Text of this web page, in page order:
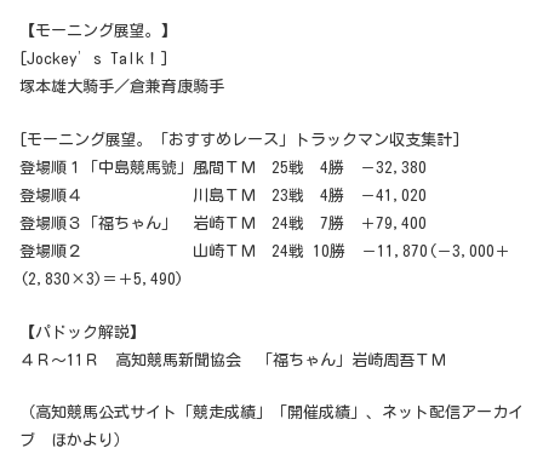
【モーニング展望。】
[Jockey’s Talk！]
塚本雄大騎手／倉兼育康騎手
[モーニング展望。「おすすめレース」トラックマン収支集計]
登場順１「中島競馬號」風間ＴＭ 25戦 4勝 －32,380
登場順４ 川島ＴＭ 23戦 4勝 －41,020
登場順３「福ちゃん」 岩崎ＴＭ 24戦 7勝 ＋79,400
登場順２ 山崎ＴＭ 24戦 10勝 －11,870(－3,000＋
(2,830×3)＝＋5,490)
【パドック解説】
４Ｒ～11Ｒ 高知競馬新聞協会 「福ちゃん」岩崎周吾ＴＭ
（高知競馬公式サイト「競走成績」「開催成績」、ネット配信アーカイ
ブ ほかより）